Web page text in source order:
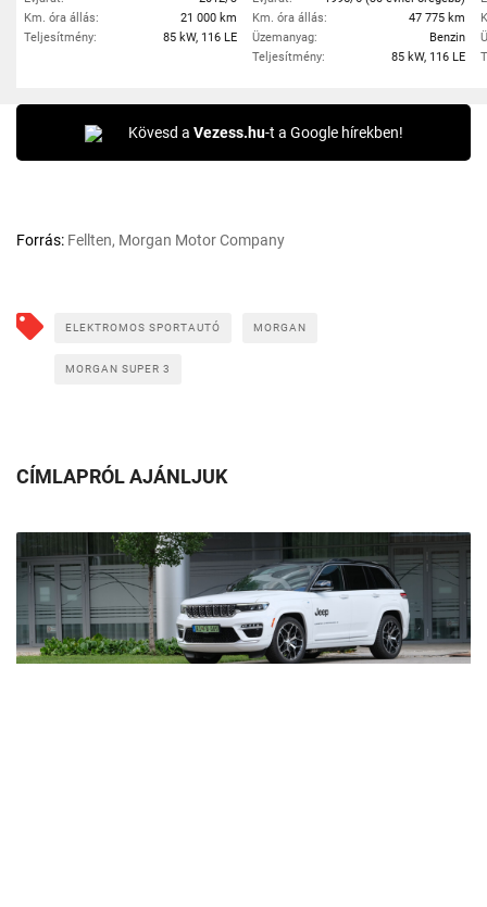
Km. óra állás:
21 000 km
Teljesítmény:
85 kW, 116 LE
Km. óra állás:
47 775 km
Üzemanyag:
Benzin
Teljesítmény:
85 kW, 116 LE
Kövesd a Vezess.hu-t a Google hírekben!
Forrás: Fellten, Morgan Motor Company
ELEKTROMOS SPORTAUTÓ MORGAN
MORGAN SUPER 3
CÍMLAPRÓL AJÁNLJUK